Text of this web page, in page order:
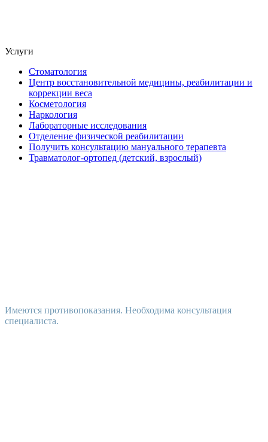
Услуги
Стоматология
Центр восстановительной медицины, реабилитации и
коррекции веса
Косметология
Наркология
Лабораторные исследования
Отделение физической реабилитации
Получить консультацию мануального терапевта
Травматолог-ортопед (детский, взрослый)
Имеются противопоказания. Необходима консультация
специалиста.